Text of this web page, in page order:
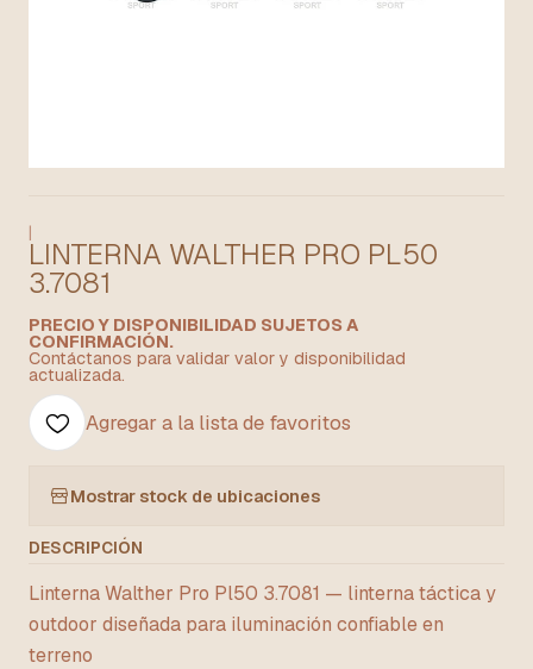
|
LINTERNA WALTHER PRO PL50
3.7081
PRECIO Y DISPONIBILIDAD SUJETOS A
CONFIRMACIÓN.
Contáctanos para validar valor y disponibilidad
actualizada.
Agregar a la lista de favoritos
Mostrar stock de ubicaciones
DESCRIPCIÓN
Linterna Walther Pro Pl50 3.7081 — linterna táctica y
outdoor diseñada para iluminación confiable en
terreno